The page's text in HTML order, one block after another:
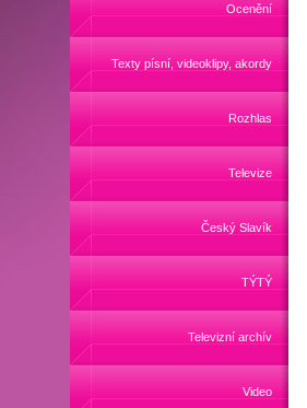
Ocenění
Texty písní, videoklipy, akordy
Rozhlas
Televize
Český Slavík
TÝTÝ
Televizní archív
Video